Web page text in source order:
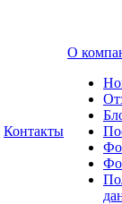
Контакты
О